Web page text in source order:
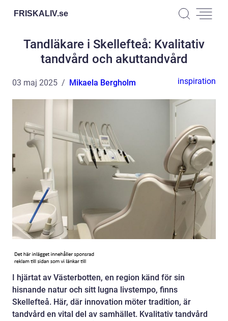
FRISKALIV.se
Tandläkare i Skellefteå: Kvalitativ
tandvård och akuttandvård
03 maj 2025 Mikaela Bergholm inspiration
I hjärtat av Västerbotten, en region känd för sin
hisnande natur och sitt lugna livstempo, finns
Skellefteå. Här, där innovation möter tradition, är
tandvård en vital del av samhället. Kvalitativ tandvård